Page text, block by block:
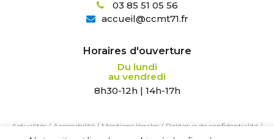
03 85 51 05 56
accueil@ccmt71.fr
Horaires d'ouverture
Du lundi
au vendredi
8h30-12h | 14h-17h
Actualités / Accessibilité / Mentions légales / Politique de confidentialité /